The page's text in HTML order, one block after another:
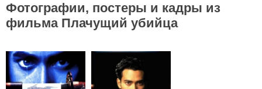
Фотографии, постеры и кадры из
фильма Плачущий убийца